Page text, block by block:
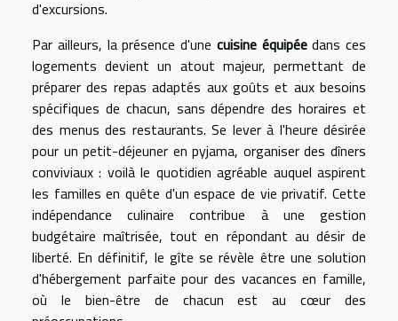
d'excursions.
Par ailleurs, la présence d'une cuisine équipéedans ces
logements devient un atout majeur, permettant de
préparer des repas adaptés aux goûts et aux besoins
spécifiques de chacun, sans dépendre des horaires et
des menus des restaurants. Se lever à l'heure désirée
pour un petit-déjeuner en pyjama, organiser des dîners
conviviaux : voilà le quotidien agréable auquel aspirent
les familles en quête d'un espace de vie privatif. Cette
indépendance culinaire contribue à une gestion
budgétaire maîtrisée, tout en répondant au désir de
liberté. En définitif, le gîte se révèle être une solution
d'hébergement parfaite pour des vacances en famille,
où le bien-être de chacun est au cœur des